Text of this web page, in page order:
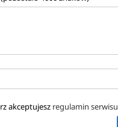
akceptujesz regulamin serwisu